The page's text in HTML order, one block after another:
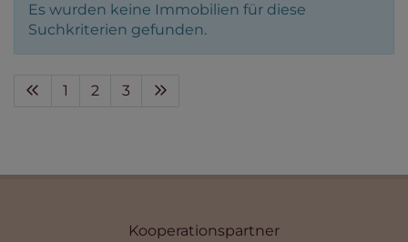
Es wurden keine Immobilien für diese
Suchkriterien gefunden.
1 2 3
Kooperationspartner